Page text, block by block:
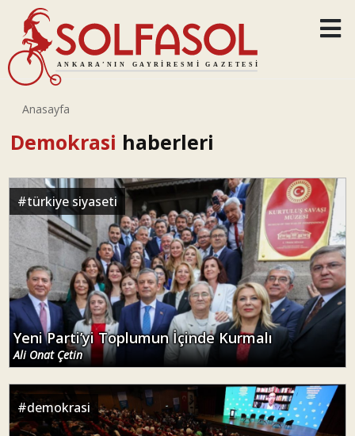
Anasayfa
Demokrasi haberleri
#türkiye siyaseti
Yeni Parti’yi Toplumun İçinde Kurmalı
Ali Onat Çetin
#demokrasi